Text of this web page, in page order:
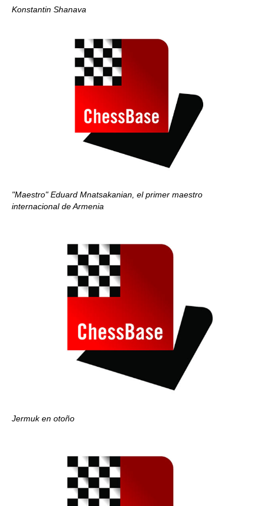
Konstantin Shanava
"Maestro" Eduard Mnatsakanian, el primer maestro
internacional de Armenia
Jermuk en otoño